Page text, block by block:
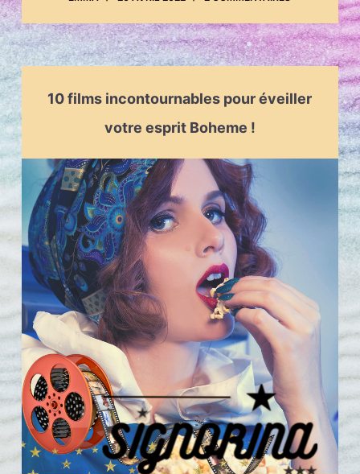
10 films incontournables pour éveiller
votre esprit Boheme !